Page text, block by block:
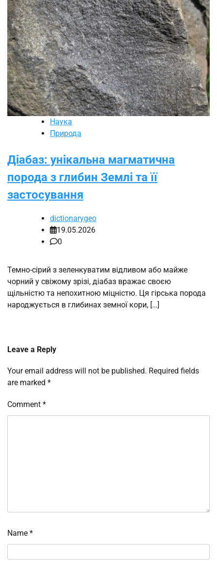
Наука
Природа
Діабаз: унікальна магматична
порода з глибин Землі та її
застосування
dictionarygeo
19.05.2026
0
Темно-сірий з зеленкуватим відливом або майже
чорний у свіжому зрізі, діабаз вражає своєю
щільністю та непохитною міцністю. Ця гірська порода
народжується в глибинах земної кори, […]
Leave a Reply
Your email address will not be published. Required fields
are marked *
Comment *
Name *